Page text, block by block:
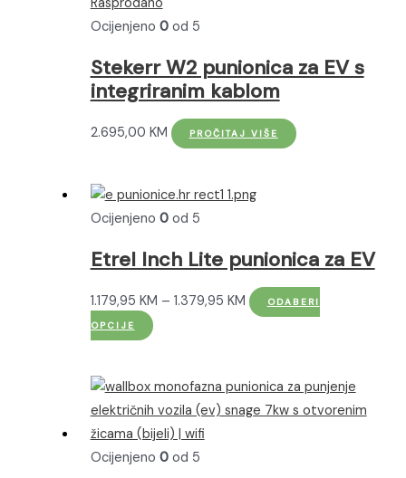
odabrati
stranici
proizvoda
Rasprodano
Ocijenjeno 0od 5
Stekerr W2 punionica za EV s
integriranim kablom
2.695,00 KM PROČITAJ VIŠE
Ocijenjeno 0od 5
Etrel Inch Lite punionica za EV
1.179,95 KM – 1.379,95 KMRaspon
do
1.379,95 KM
ODABERI
OPCIJE
Ovaj
više
varijanti.
Opcije
se
Ocijenjeno 0od 5